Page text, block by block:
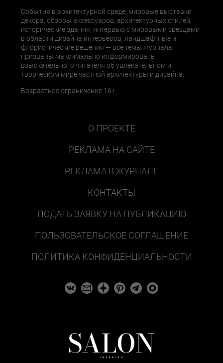
События в архитектурной среде, мировые выставки
декора, обзоры аксессуаров, архитектурных стилей,
исторические здания, интервью с мировыми звездами
в области дизайна интерьеров, ландшафтные и
флористические решения — все темы журнала
призваны максимально информировать
взыскательного читателя об увлекательном и
творческом мире частной архитектуры и дизайна.
Возрастное ограничение 16+
О ПРОЕКТЕ
РЕКЛАМА НА САЙТЕ
РЕКЛАМА В ЖУРНАЛЕ
КОНТАКТЫ
ПОДАТЬ ЗАЯВКУ НА ПУБЛИКАЦИЮ
ПОЛЬЗОВАТЕЛЬСКОЕ СОГЛАШЕНИЕ
ПОЛИТИКА КОНФИДЕНЦИАЛЬНОСТИ